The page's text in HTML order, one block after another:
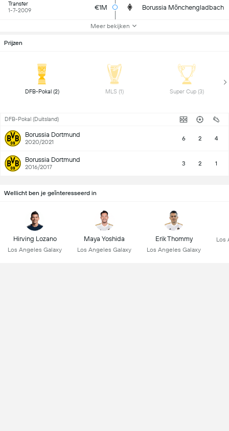
Transfer
1-7-2009
€1M Borussia Mönchengladbach
Meer bekijken
Prijzen
DFB-Pokal (2)
DFB-Pokal (Duitsland)
Borussia Dortmund
2020/2021 6 2 4
Borussia Dortmund
2016/2017 3 2 1
Wellicht ben je geïnteresseerd in
Hirving Lozano
Los Angeles Galaxy
Maya Yoshida
Los Angeles Galaxy
Erik Thommy
Los Angeles Galaxy
Los